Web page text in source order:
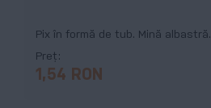
Pix în formă de tub. Mină albastră.
Preț
1,54 RON